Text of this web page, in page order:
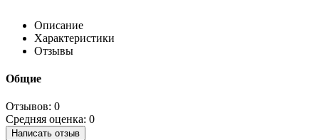
Описание
Характеристики
Отзывы
Общие
Отзывов: 0
Средняя оценка: 0
Написать отзыв